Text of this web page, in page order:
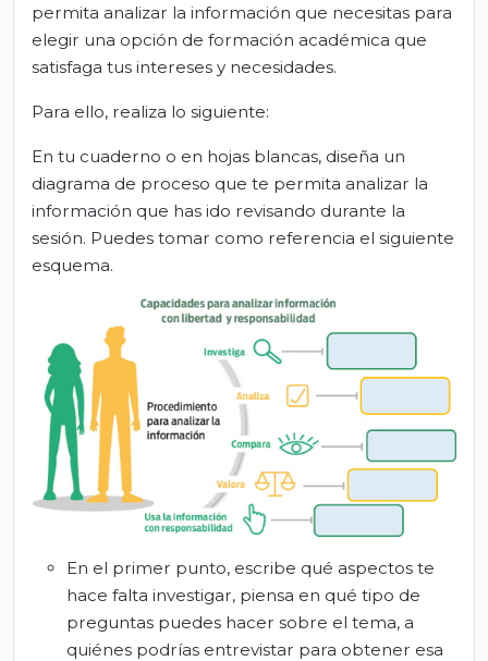
permita analizar la información que necesitas para
elegir una opción de formación académica que
satisfaga tus intereses y necesidades.
Para ello, realiza lo siguiente:
En tu cuaderno o en hojas blancas, diseña un
diagrama de proceso que te permita analizar la
información que has ido revisando durante la
sesión. Puedes tomar como referencia el siguiente
esquema.
En el primer punto, escribe qué aspectos te
hace falta investigar, piensa en qué tipo de
preguntas puedes hacer sobre el tema, a
quiénes podrías entrevistar para obtener esa